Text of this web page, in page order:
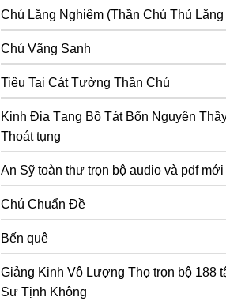
Chú Lăng Nghiêm (Thần Chú Thủ
Chú Vãng Sanh
Tiêu Tai Cát Tường Thần Chú
Kinh Địa Tạng Bồ Tát Bổn Nguyện
Thoát tụng
An Sỹ toàn thư trọn bộ audio và pdf mới
Chú Chuẩn Đề
Bến quê
Giảng Kinh Vô Lượng Thọ trọn bộ 188
Sư Tịnh Không